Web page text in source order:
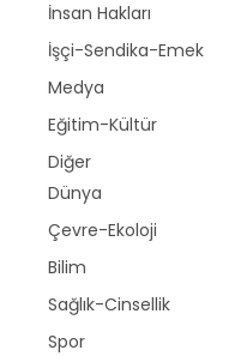
İnsan Hakları
İşçi-Sendika-Emek
Medya
Eğitim-Kültür
Diğer
Dünya
Çevre-Ekoloji
Bilim
Sağlık-Cinsellik
Spor